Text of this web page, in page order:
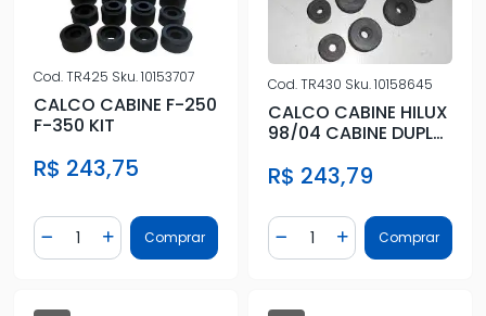
Cod.TR425 Sku.10153707
CALCO CABINE F-250
F-350 KIT
R$ 243,75
Diminuir Quantidade
Quantidade
Adicionar Quantidade
Comprar
Cod.TR430 Sku.10158645
CALCO CABINE HILUX
98/04 CABINE DUPLA
R$ 243,79
Diminuir Quantidade
Quantidade
AdicionarComprar